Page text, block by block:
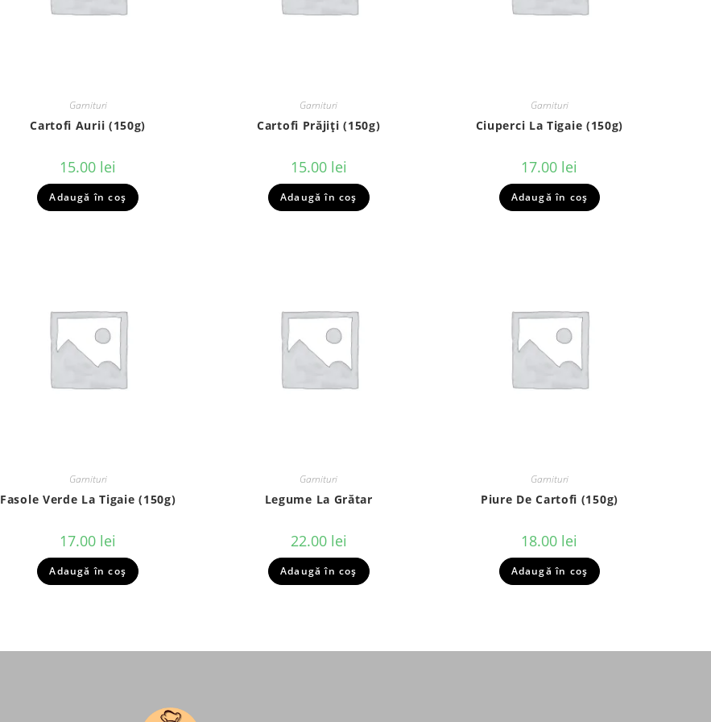
Garnituri
Cartofi Aurii (150g)
15.00 lei
Adaugă în coș
Garnituri
Cartofi Prăjiți (150g)
15.00 lei
Adaugă în coș
Garnituri
Ciuperci La Tigaie (150g)
17.00 lei
Adaugă în coș
Garnituri
Fasole Verde La Tigaie (150g)
17.00 lei
Adaugă în coș
Garnituri
Legume La Grătar
22.00 lei
Adaugă în coș
Garnituri
Piure De Cartofi (150g)
18.00 lei
Adaugă în coș